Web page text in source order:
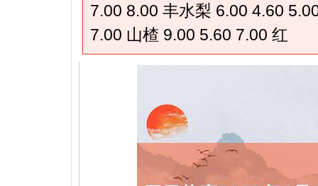
7.00 8.00 丰水梨 6.00 4.60
7.00 山楂 9.00 5.60 7.00 红